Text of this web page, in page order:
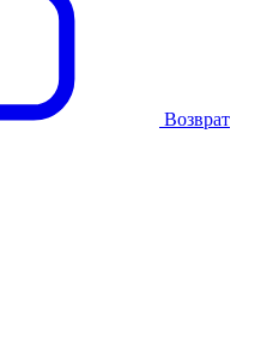
Возврат